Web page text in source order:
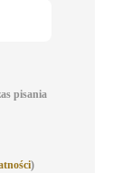
pisania
)